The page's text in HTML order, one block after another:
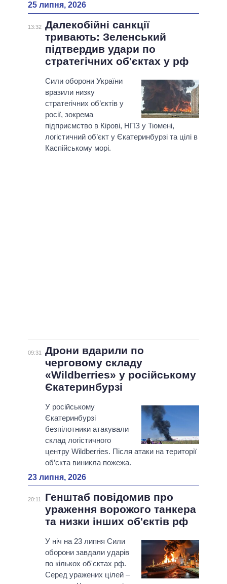
25 липня, 2026
13:32 Далекобійні санкції
тривають: Зеленський
підтвердив удари по
стратегічних об'єктах у рф
Сили оборони України
вразили низку
стратегічних об’єктів у
росії, зокрема
підприємство в Кірові, НПЗ у Тюмені,
логістичний об’єкт у Єкатеринбурзі та цілі в
Каспійському морі.
09:31
Дрони вдарили по
черговому складу
«Wildberries» у російському
Єкатеринбурзі
У російському
Єкатеринбурзі
безпілотники атакували
склад логістичного
центру Wildberries. Після атаки на території
об’єкта виникла пожежа.
23 липня, 2026
20:11
Генштаб повідомив про
ураження ворожого танкера
та низки інших об'єктів рф
У ніч на 23 липня Сили
оборони завдали ударів
по кількох об'єктах рф.
Серед уражених цілей –